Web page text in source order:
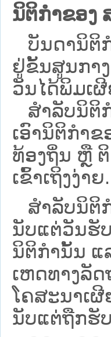
ນິຕິກຳຂອງ
ບັນດານິຕິ
ຢູ່ຂັ້ນ​ສູນ​ກາ
ວັນໄດ້ພິມເ
ສຳລັບນິ​ຕິ​
ເອົານິຕິກຳ
ທ້ອງຖິ່ນ ຫຼື
ເຂົ້າເຖິງງ່າຍ.
ສໍາລັບນິຕິ
ນັບແຕ່ວັນຮັ
ນິຕິກໍານັ້ນ ແ
ເຫດທາງລັ
ໂຄສະນາເ
ນັບແຕ່ຖືກຮັ